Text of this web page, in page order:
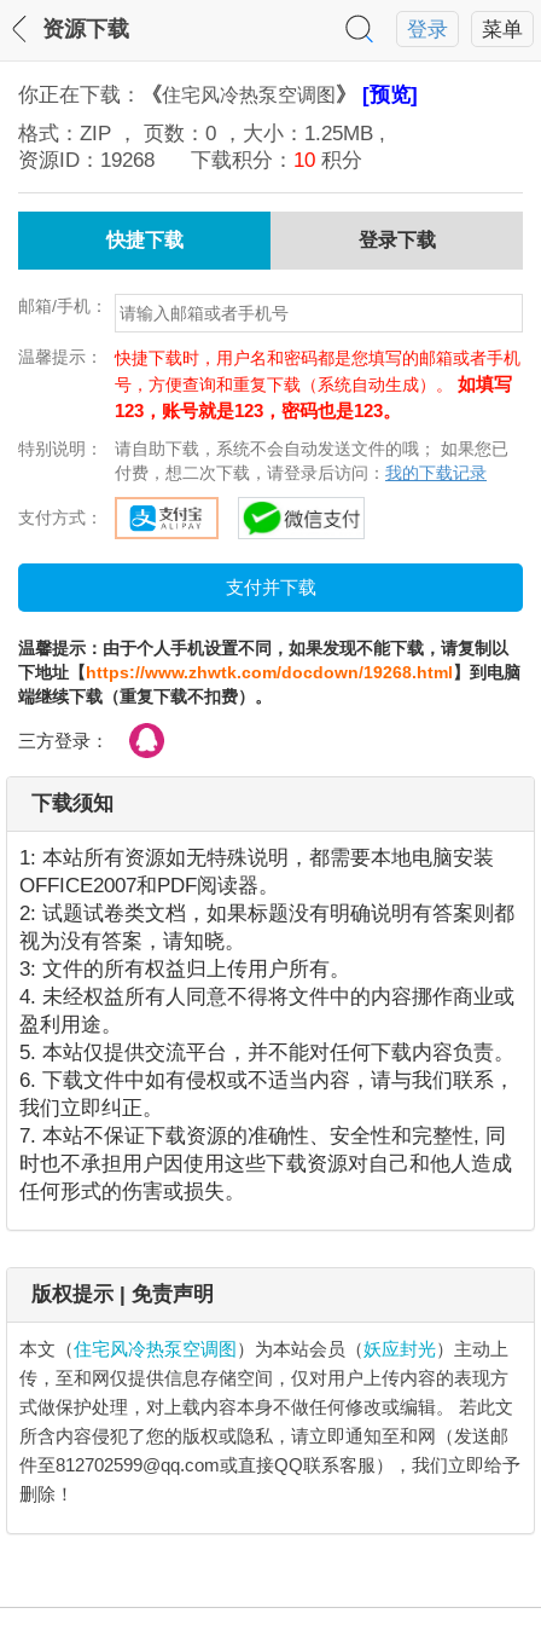
菜单
登录
资源下载
你正在下载： 《住宅风冷热泵空调图 》 [预览]
格式： ZIP ， 页数： 0 ，大小： 1.25MB ,
资源ID： 19268 下载积分： 10 积分
快捷下载 登录下载
邮箱/手机：
温馨提示：
快捷下载时，用户名和密码都是您填写的邮箱或者手机
号，方便查询和重复下载（系统自动生成）。 如填写
123，账号就是123，密码也是123。
特别说明：
请自助下载，系统不会自动发送文件的哦； 如果您已
付费，想二次下载，请登录后访问： 我的下载记录
支付方式：
温馨提示：由于个人手机设置不同，如果发现不能下载，请复制以
下地址【https://www.zhwtk.com/docdown/19268.html】到电脑
端继续下载（重复下载不扣费）。
三方登录：
下载须知
1: 本站所有资源如无特殊说明，都需要本地电脑安装
OFFICE2007和PDF阅读器。
2: 试题试卷类文档，如果标题没有明确说明有答案则都
视为没有答案，请知晓。
3: 文件的所有权益归上传用户所有。
4. 未经权益所有人同意不得将文件中的内容挪作商业或
盈利用途。
5. 本站仅提供交流平台，并不能对任何下载内容负责。
6. 下载文件中如有侵权或不适当内容，请与我们联系，
我们立即纠正。
7. 本站不保证下载资源的准确性、安全性和完整性, 同
时也不承担用户因使用这些下载资源对自己和他人造成
任何形式的伤害或损失。
版权提示 | 免责声明
本文（住宅风冷热泵空调图）为本站会员（妖应封光）主动上
传，至和网仅提供信息存储空间，仅对用户上传内容的表现方
式做保护处理，对上载内容本身不做任何修改或编辑。 若此文
所含内容侵犯了您的版权或隐私，请立即通知至和网（发送邮
件至812702599@qq.com或直接QQ联系客服），我们立即给予
删除！